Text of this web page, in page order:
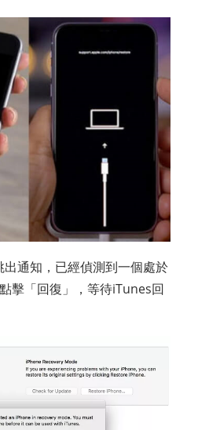
通知，已經偵測到一個處於
擊「回復」，等待iTunes回